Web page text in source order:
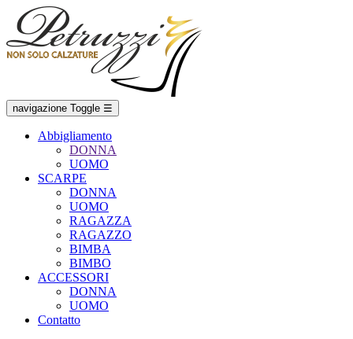
navigazione Toggle ☰
Abbigliamento
DONNA
UOMO
SCARPE
DONNA
UOMO
RAGAZZA
RAGAZZO
BIMBA
BIMBO
ACCESSORI
DONNA
UOMO
Contatto